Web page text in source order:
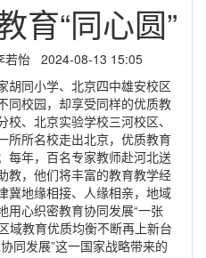
育“同心圆”
若怡 2024-08-13 15:05
胡同小学、北京四中雄安校区
同校园，却享受同样的优质教
、北京实验学校三河校区、
所名校走出北京，优质教育
每年，百名专家教师赴河北送
教，他们将丰富的教育教学经
地缘相接、人缘相亲，地域
用心织密教育协同发展“一张
域教育优质均衡不断再上新台
同发展”这一国家战略带来的